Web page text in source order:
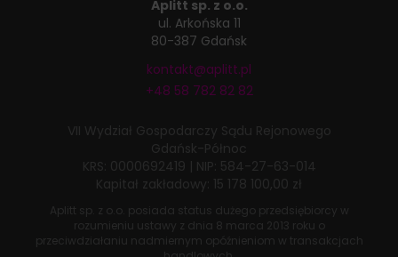
Aplitt sp. z o.o.
ul. Arkońska 11
80-387 Gdańsk
kontakt@aplitt.pl
+48 58 782 82 82
VII Wydział Gospodarczy Sądu Rejonowego
Gdańsk-Północ
KRS: 0000692419 | NIP: 584-27-63-014
Kapitał zakładowy: 15 178 100,00 zł
Aplitt sp. z o.o. posiada status dużego przedsiębiorcy w
rozumieniu ustawy z dnia 8 marca 2013 roku o
przeciwdziałaniu nadmiernym opóźnieniom w transakcjach